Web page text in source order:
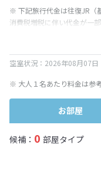
※ 下記旅行代金は往復JR（
消費税増税に伴い代金が一
※ 表示されている旅行代金
空室状況：2026年08月07
※ 大人１名あたり料金は参
お部屋
候補： 0 部屋タイプ